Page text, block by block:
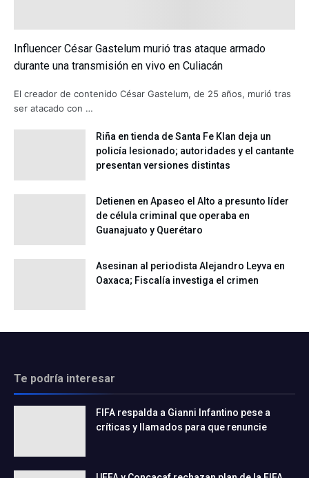
Influencer César Gastelum murió tras ataque armado
durante una transmisión en vivo en Culiacán
El creador de contenido César Gastelum, de 25 años, murió tras
ser atacado con …
Riña en tienda de Santa Fe Klan deja un
policía lesionado; autoridades y el cantante
presentan versiones distintas
Detienen en Apaseo el Alto a presunto líder
de célula criminal que operaba en
Guanajuato y Querétaro
Asesinan al periodista Alejandro Leyva en
Oaxaca; Fiscalía investiga el crimen
Te podría interesar
FIFA respalda a Gianni Infantino pese a
críticas y llamados para que renuncie